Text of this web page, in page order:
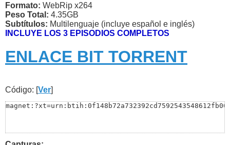
Formato: WebRip x264
Peso Total: 4.35GB
Subtítulos: Multilenguaje (incluye español e inglés)
INCLUYE LOS 3 EPISODIOS COMPLETOS
ENLACE BIT TORRENT
Código: [Ver]